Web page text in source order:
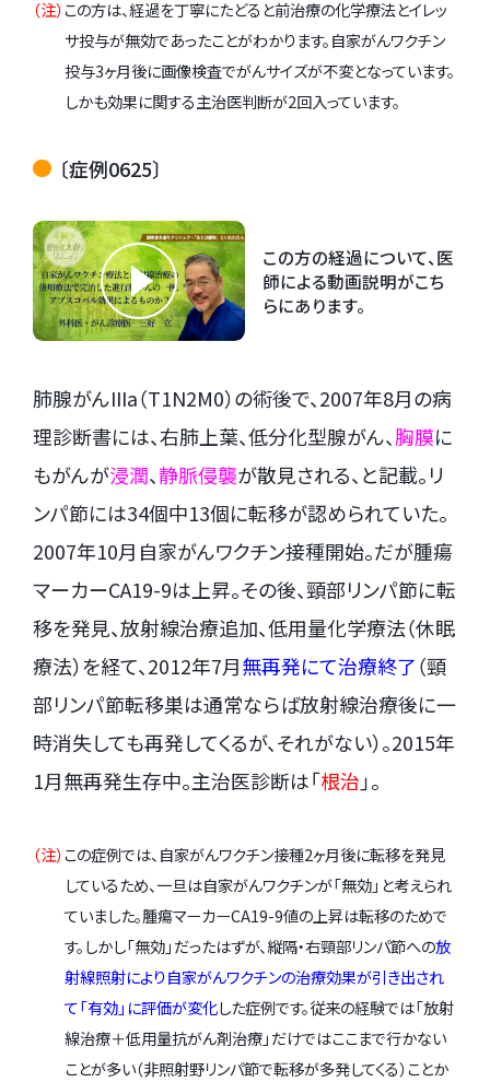
（注）この方は、経過を丁寧にたどると前治療の化学療法とイレッ
サ投与が無効であったことがわかります。自家がんワクチン
投与3ヶ月後に画像検査でがんサイズが不変となっています。
しかも効果に関する主治医判断が2回入っています。
〔症例0625〕
この方の経過について、医
師による動画説明がこち
らにあります。
肺腺がんIIIa（T1N2M0）の術後で、2007年8月の病
理診断書には、右肺上葉、低分化型腺がん、胸膜に
もがんが浸潤、静脈侵襲が散見される、と記載。リ
ンパ節には34個中13個に転移が認められていた。
2007年10月自家がんワクチン接種開始。だが腫瘍
マーカーCA19-9は上昇。その後、頸部リンパ節に転
移を発見、放射線治療追加、低用量化学療法（休眠
療法）を経て、2012年7月無再発にて治療終了（頸
部リンパ節転移巣は通常ならば放射線治療後に一
時消失しても再発してくるが、それがない）。2015年
1月無再発生存中。主治医診断は「根治」。
（注）この症例では、自家がんワクチン接種2ヶ月後に転移を発見
しているため、一旦は自家がんワクチンが「無効」と考えられ
ていました。腫瘍マーカーCA19-9値の上昇は転移のためで
す。しかし「無効」だったはずが、縦隔・右頸部リンパ節への放
射線照射により自家がんワクチンの治療効果が引き出され
て「有効」に評価が変化した症例です。従来の経験では「放射
線治療＋低用量抗がん剤治療」だけではここまで行かない
ことが多い（非照射野リンパ節で転移が多発してくる）ことか